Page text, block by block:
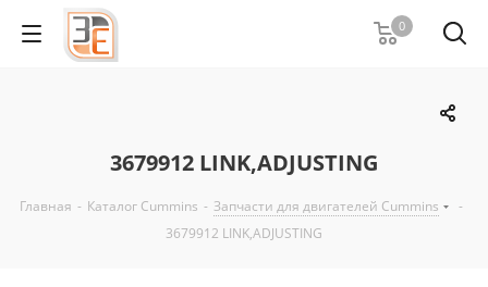
0
3679912 LINK,ADJUSTING
Главная - Каталог Cummins - Запчасти для двигателей Cummins
-
3679912 LINK,ADJUSTING